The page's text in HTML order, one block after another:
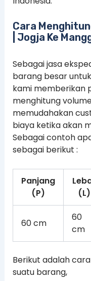
Cara
| Jogja Ke
Sebagai jasa
barang besar
kami memberikan
menghitung
memudahakan
biaya ketika akan
Sebagai contoh
sebagai berikut :
Panjang
(P)
(L)
60 cm
60
cm
Berikut adalah
suatu barang,